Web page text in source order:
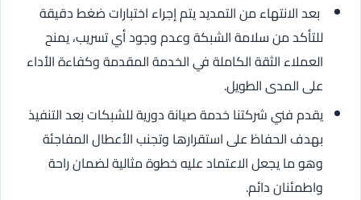
بعد الانتهاء من التمديد يتم إجراء اختبارات ضغط دقيقة
للتأكد من سلامة الشبكة وعدم وجود أي تسريب، يمنح
العملاء الثقة الكاملة في الخدمة المقدمة وكفاءة الأداء
على المدى الطويل.
يقدم فني شركتنا خدمة صيانة دورية للشبكات بعد التنفيذ
بهدف الحفاظ على استقرارها وتجنب الأعطال المفاجئة
وهو ما يجعل الاعتماد عليه خطوة مثالية لضمان راحة
واطمئنان دائم.